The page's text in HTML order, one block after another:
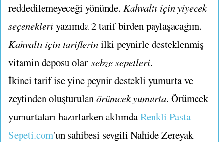
reddedilemeyeceği yönünde. Kahvaltı için yiyecek
seçenekleriyazımda 2 tarif birden paylaşacağım.
Kahvaltı için tariflerinilki peynirle desteklenmiş
vitamin deposu olan sebze sepetleri.
İkinci tarif ise yine peynir destekli yumurta ve
zeytinden oluşturulan örümcek yumurta. Örümcek
yumurtaları hazırlarken aklımdaRenkli Pasta
Sepeti.com'un sahibesi sevgili Nahide Zereyak